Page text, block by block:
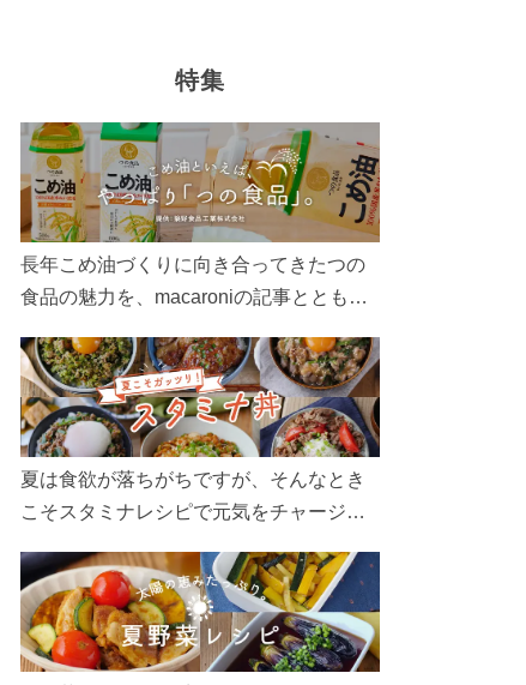
特集
長年こめ油づくりに向き合ってきたつの
食品の魅力を、macaroniの記事とともに
ん、製造現場や品質へのこだわりまで。
こめ油をもっと好きになるコンテンツを
ぜひお楽しみください。
夏は食欲が落ちがちですが、そんなとき
こそスタミナレシピで元気をチャージ！
リ食べて、夏バテを吹き飛ばしましょ
う！